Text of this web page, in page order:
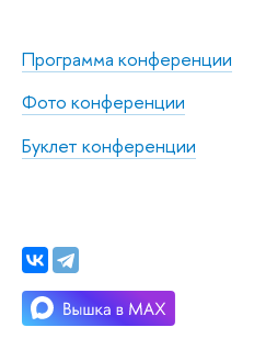
Программа конференции
Фото конференции
Буклет конференции